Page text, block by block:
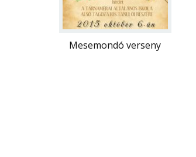
Mesemondó verseny